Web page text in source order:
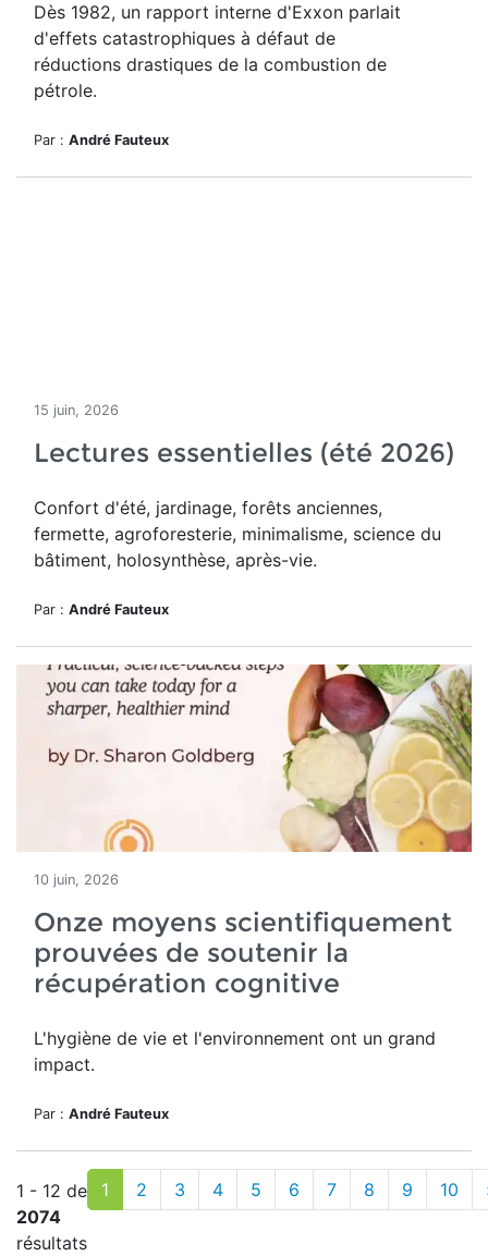
Dès 1982, un rapport interne d'Exxon parlait
d'effets catastrophiques à défaut de
réductions drastiques de la combustion de
pétrole.
Par : André Fauteux
15 juin, 2026
Lectures essentielles (été 2026)
Confort d'été, jardinage, forêts anciennes,
fermette, agroforesterie, minimalisme, science du
bâtiment, holosynthèse, après-vie.
Par : André Fauteux
10 juin, 2026
Onze moyens scientifiquement
prouvées de soutenir la
récupération cognitive
L'hygiène de vie et l'environnement ont un grand
impact.
Par : André Fauteux
1 - 12 de
2074
résultats
1 2 3 4 5 6 7 8 9 10